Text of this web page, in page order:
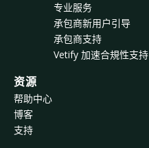
专业服务
承包商新用户引导
承包商支持
Vetify 加速合規性支持
资源
帮助中心
博客
支持